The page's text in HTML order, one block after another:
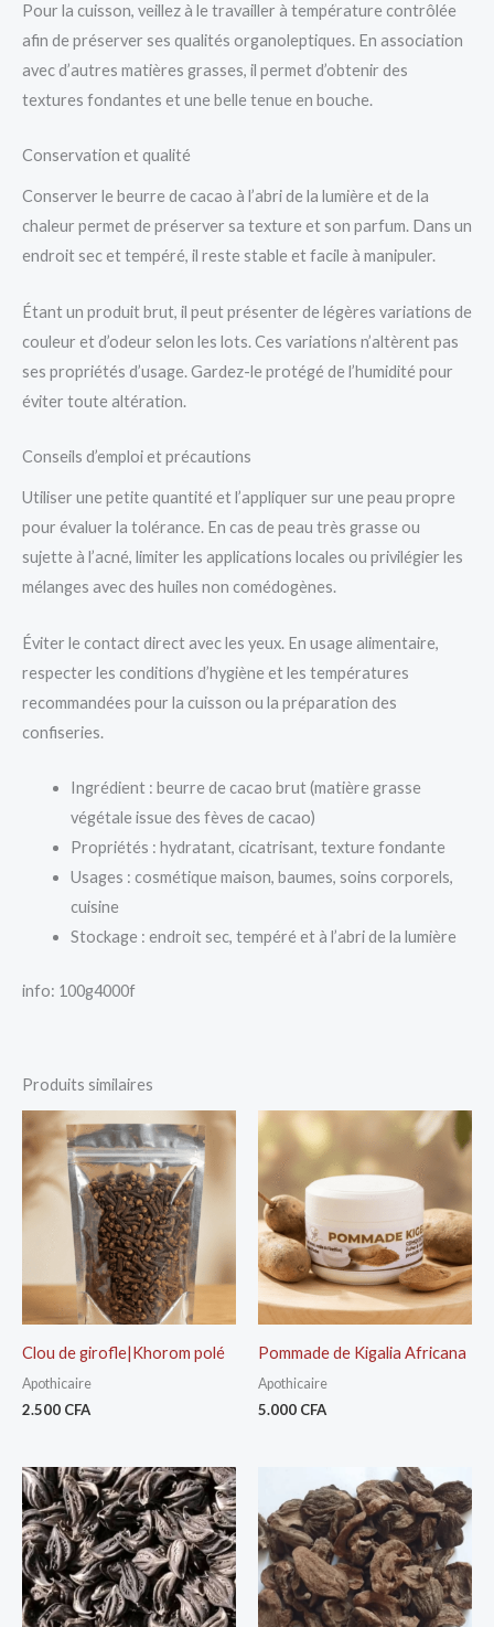
Pour la cuisson, veillez à le travailler à température contrôlée
afin de préserver ses qualités organoleptiques. En association
avec d’autres matières grasses, il permet d’obtenir des
textures fondantes et une belle tenue en bouche.
Conservation et qualité
Conserver le beurre de cacao à l’abri de la lumière et de la
chaleur permet de préserver sa texture et son parfum. Dans un
endroit sec et tempéré, il reste stable et facile à manipuler.
Étant un produit brut, il peut présenter de légères variations de
couleur et d’odeur selon les lots. Ces variations n’altèrent pas
ses propriétés d’usage. Gardez-le protégé de l’humidité pour
éviter toute altération.
Conseils d’emploi et précautions
Utiliser une petite quantité et l’appliquer sur une peau propre
pour évaluer la tolérance. En cas de peau très grasse ou
sujette à l’acné, limiter les applications locales ou privilégier les
mélanges avec des huiles non comédogènes.
Éviter le contact direct avec les yeux. En usage alimentaire,
respecter les conditions d’hygiène et les températures
recommandées pour la cuisson ou la préparation des
confiseries.
Ingrédient : beurre de cacao brut (matière grasse
végétale issue des fèves de cacao)
Propriétés : hydratant, cicatrisant, texture fondante
Usages : cosmétique maison, baumes, soins corporels,
cuisine
Stockage : endroit sec, tempéré et à l’abri de la lumière
info: 100g4000f
Produits similaires
Clou de girofle|Khorom polé
Apothicaire
2.500 CFA
Pommade de Kigalia Africana
Apothicaire
5.000 CFA